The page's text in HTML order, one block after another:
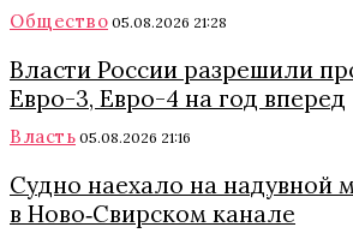
Общество 05.08.2026 21:28
Власти России разрешили
Евро-3, Евро-4 на год вперед
Власть 05.08.2026 21:16
Судно наехало на надувной
в Ново‑Свирском канале